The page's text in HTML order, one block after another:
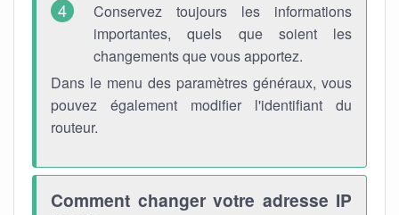
Conservez toujours les informations
importantes, quels que soient les
changements que vous apportez.
Dans le menu des paramètres généraux, vous
pouvez également modifier l'identifiant du
routeur.
Comment changer votre adresse IP